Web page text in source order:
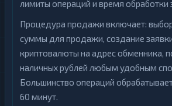
лимиты операций и время обработки
Процедура продажи включает:
суммы для продажи, создание
криптовалюты на адрес обменника,
наличных рублей любым удобным
Большинство операций
60 минут.